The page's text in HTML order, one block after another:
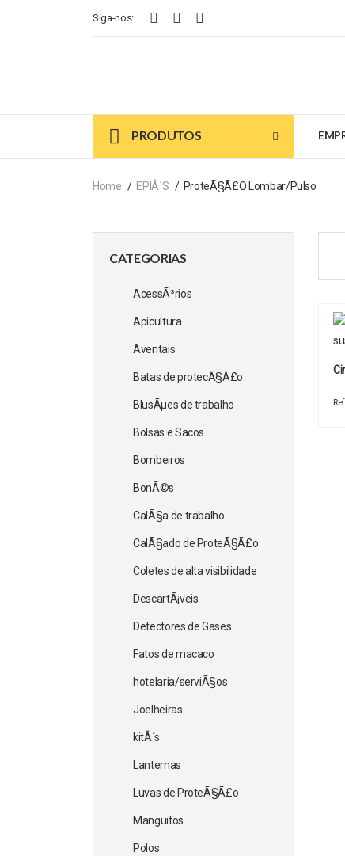
Siga-nos:
PRODUTOS
Home EPIÂ´s ProteÃ§Ã£o Lombar/Pulso
CATEGORIAS
AcessÃ³rios
Apicultura
Aventais
Batas de protecÃ§Ã£o
BlusÃµes de trabalho
Bolsas e Sacos
Bombeiros
BonÃ©s
CalÃ§a de trabalho
CalÃ§ado de ProteÃ§Ã£o
Coletes de alta visibilidade
DescartÃ¡veis
Detectores de Gases
Fatos de macaco
hotelaria/serviÃ§os
Joelheiras
kitÂ´s
Lanternas
Luvas de ProteÃ§Ã£o
Manguitos
Polos